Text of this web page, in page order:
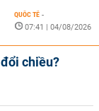
QUỐC TẾ -
07:41 | 04/08/2026
chiều?